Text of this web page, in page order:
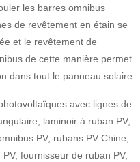
les barres omnibus
de revêtement en étain se
et le revêtement de
de cette manière permet
dans tout le panneau solaire.
avec lignes de
laminoir à ruban PV,
PV, rubans PV Chine,
fournisseur de ruban PV,